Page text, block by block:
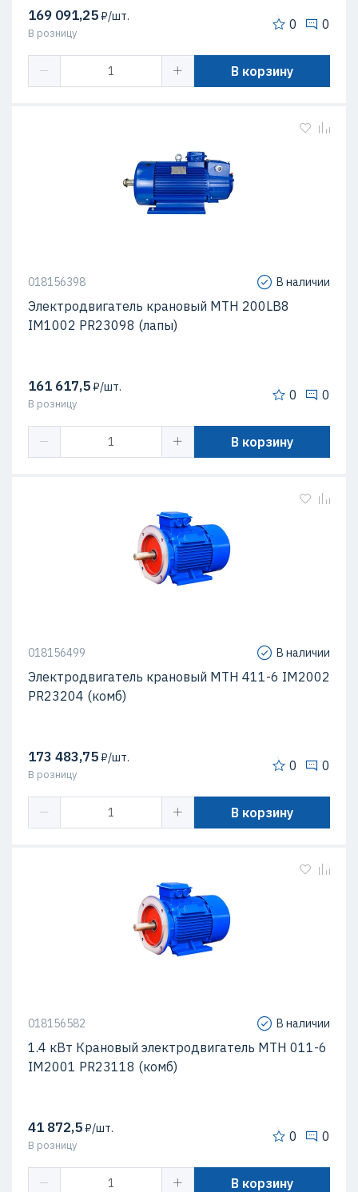
169 091,25₽/шт.
В розницу
0 0
В корзину
018156398 В наличии
Электродвигатель крановый MTH 200LB8
IM1002 PR23098 (лапы)
161 617,5₽/шт.
В розницу
0 0
В корзину
018156499 В наличии
Электродвигатель крановый МТН 411-6 IM2002
PR23204 (комб)
173 483,75₽/шт.
В розницу
0 0
В корзину
018156582 В наличии
1.4 кВт Крановый электродвигатель МТН 011-6
IM2001 PR23118 (комб)
41 872,5₽/шт.
В розницу
0 0
В корзину